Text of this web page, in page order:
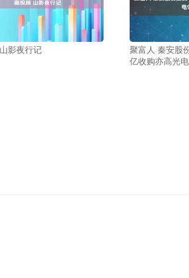
影夜行记
聚富人 秦安股
亿收购亦高光